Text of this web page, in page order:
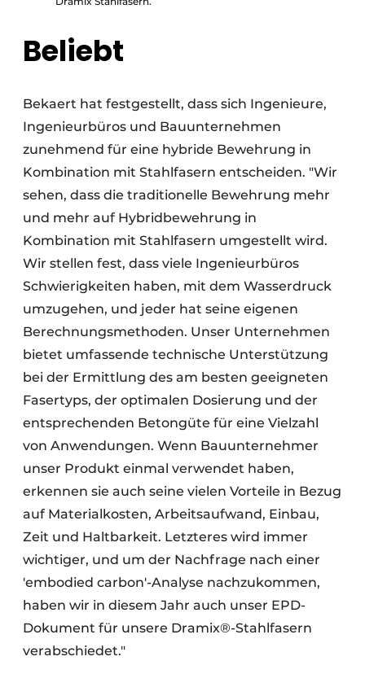
Beliebt
Bekaert hat festgestellt, dass sich Ingenieure,
Ingenieurbüros und Bauunternehmen
zunehmend für eine hybride Bewehrung in
Kombination mit Stahlfasern entscheiden. "Wir
sehen, dass die traditionelle Bewehrung mehr
und mehr auf Hybridbewehrung in
Kombination mit Stahlfasern umgestellt wird.
Wir stellen fest, dass viele Ingenieurbüros
Schwierigkeiten haben, mit dem Wasserdruck
umzugehen, und jeder hat seine eigenen
Berechnungsmethoden. Unser Unternehmen
bietet umfassende technische Unterstützung
bei der Ermittlung des am besten geeigneten
Fasertyps, der optimalen Dosierung und der
entsprechenden Betongüte für eine Vielzahl
von Anwendungen. Wenn Bauunternehmer
unser Produkt einmal verwendet haben,
erkennen sie auch seine vielen Vorteile in Bezug
auf Materialkosten, Arbeitsaufwand, Einbau,
Zeit und Haltbarkeit. Letzteres wird immer
wichtiger, und um der Nachfrage nach einer
'embodied carbon'-Analyse nachzukommen,
haben wir in diesem Jahr auch unser EPD-
Dokument für unsere Dramix®-Stahlfasern
verabschiedet."